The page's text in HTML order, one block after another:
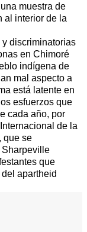
muestra de
al interior de la
discriminatorias
en Chimoré
indígena de
mal aspecto a
está latente en
esfuerzos que
cada año, por
de la
que se
Sharpeville
que
apartheid